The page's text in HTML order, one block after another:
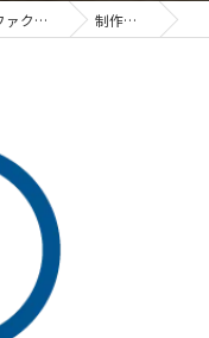
愛媛でデザイン制作なら株式会社ケーズファクトリー 制作実績